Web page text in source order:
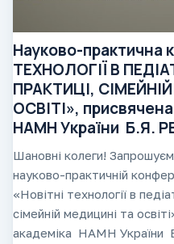
Науково-практична
ТЕХНОЛОГІЇ В
ПРАКТИЦІ,
ОСВІТІ»,
НАМН України Б.Я.
Шановні колеги!
науково-практичній
«Новітні технології в
сімейній медицині та
академіка НАМН України